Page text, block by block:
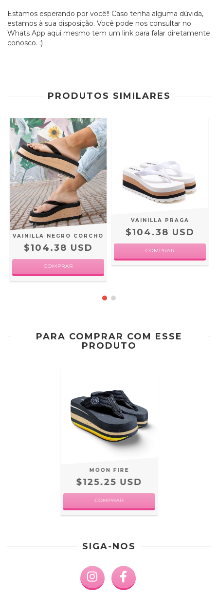
Estamos esperando por você!! Caso tenha alguma dúvida,
estamos à sua disposição. Você pode nos consultar no
Whats App aqui mesmo tem um link para falar diretamente
conosco. :)
PRODUTOS SIMILARES
VAINILLA NEGRO CORCHO
$104.38 USD
COMPRAR
VAINILLA PRAGA
$104.38 USD
COMPRAR
PARA COMPRAR COM ESSE
PRODUTO
MOON FIRE
$125.25 USD
COMPRAR
SIGA-NOS